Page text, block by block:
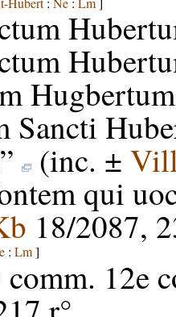
Hugbertum
Sancti
” (inc. ±
qui
18/2087,
: Lm]
comm. 12e